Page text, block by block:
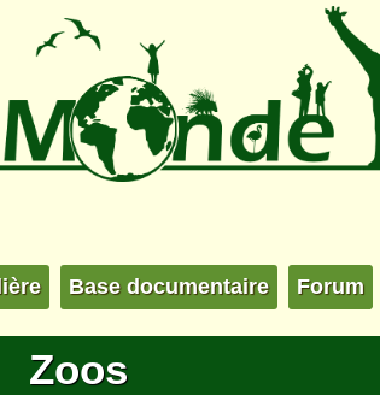
Base documentaire Forum
Zoos